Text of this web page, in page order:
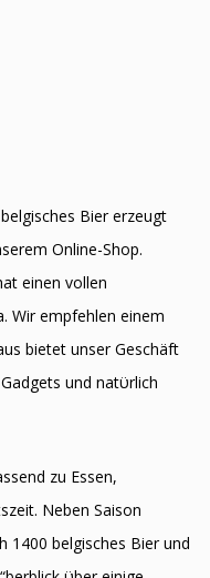
Bier erzeugt
Online-Shop.
einen vollen
Wir empfehlen einem
bietet unser Geschäft
und natϋrlich
zu Essen,
Neben Saison
1400 belgisches Bier und